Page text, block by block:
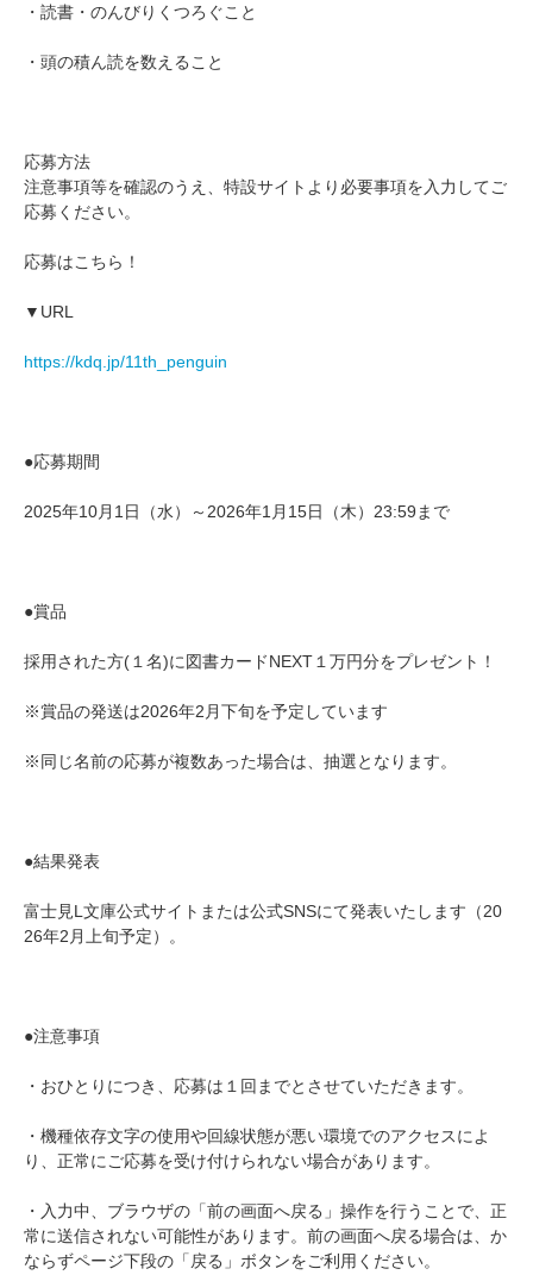
・読書・のんびりくつろぐこと
・頭の積ん読を数えること
応募方法
注意事項等を確認のうえ、特設サイトより必要事項を入力してご
応募ください。
応募はこちら！
▼URL
https://kdq.jp/11th_penguin
●応募期間
2025年10月1日（水）～2026年1月15日（木）23:59まで
●賞品
採用された方(１名)に図書カードNEXT１万円分をプレゼント！
※賞品の発送は2026年2月下旬を予定しています
※同じ名前の応募が複数あった場合は、抽選となります。
●結果発表
富士見L文庫公式サイトまたは公式SNSにて発表いたします（20
26年2月上旬予定）。
●注意事項
・おひとりにつき、応募は１回までとさせていただきます。
・機種依存文字の使用や回線状態が悪い環境でのアクセスによ
り、正常にご応募を受け付けられない場合があります。
・入力中、ブラウザの「前の画面へ戻る」操作を行うことで、正
常に送信されない可能性があります。前の画面へ戻る場合は、か
ならずページ下段の「戻る」ボタンをご利用ください。